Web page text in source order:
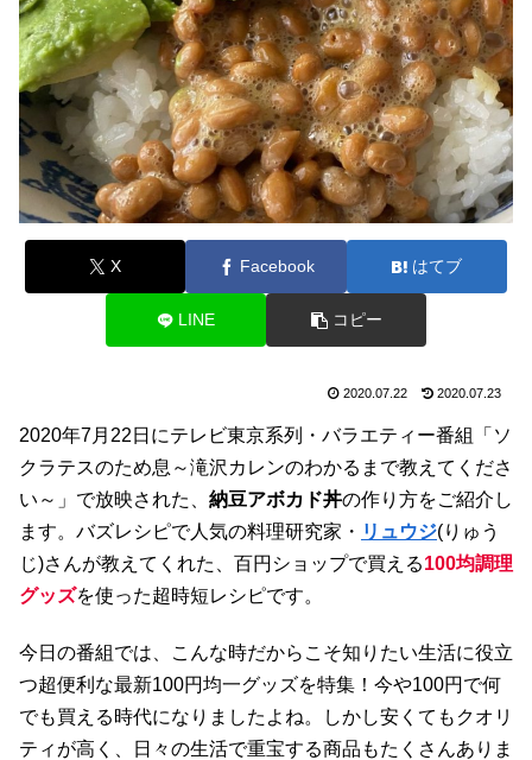
X Facebook はてブ
LINE コピー
2020.07.22 2020.07.23
2020年7月22日にテレビ東京系列・バラエティー番組「ソ
クラテスのため息～滝沢カレンのわかるまで教えてくださ
い～」で放映された、 納豆アボカド丼の作り方をご紹介し
ます。バズレシピで人気の料理研究家・ リュウジ(りゅう
じ)さんが教えてくれた、百円ショップで買える100均調理
グッズを使った超時短レシピです。
今日の番組では、こんな時だからこそ知りたい生活に役立
つ超便利な最新100円均一グッズを特集！今や100円で何
でも買える時代になりましたよね。しかし安くてもクオリ
ティが高く、日々の生活で重宝する商品もたくさんありま